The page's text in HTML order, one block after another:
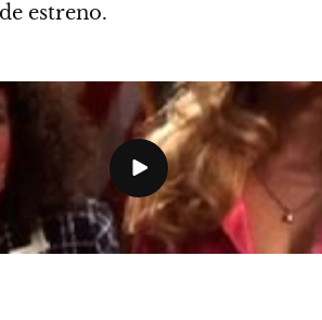
estreno.